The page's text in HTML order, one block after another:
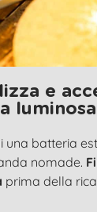
e
luminosa
una batteria
nomade.
prima della